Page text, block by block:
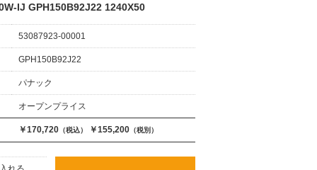
IJ GPH150B92J22 1240X50
53087923-00001
GPH150B92J22
パナック
オープンプライス
￥170,720 （税込） ￥155,200 （税別）